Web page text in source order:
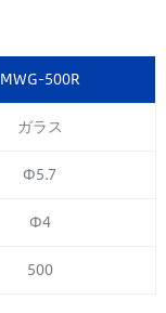
MWG-500R
ガラス
Φ5.7
Φ4
500